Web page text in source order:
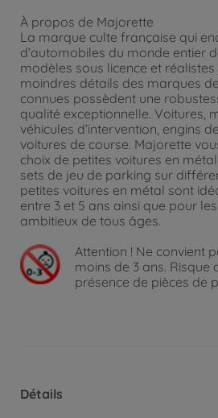
À propos de Majorette
La marque culte française qui
d’automobiles du monde entier
modèles sous licence et
moindres détails des marques
connues possèdent une
qualité exceptionnelle. Voitures,
véhicules d’intervention, engins
voitures de course. Majorette
choix de petites voitures en
sets de jeu de parking sur
petites voitures en métal sont
entre 3 et 5 ans ainsi que pour
ambitieux de tous âges.
Attention ! Ne convient
moins de 3 ans. Risque
présence de pièces de
Détails